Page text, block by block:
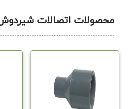
محصولات اتصالات